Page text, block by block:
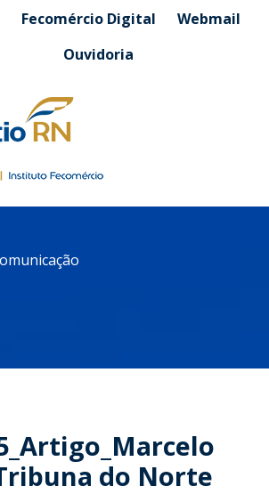
Fecomércio Digital
Webmail
Ouvidoria
do Norte